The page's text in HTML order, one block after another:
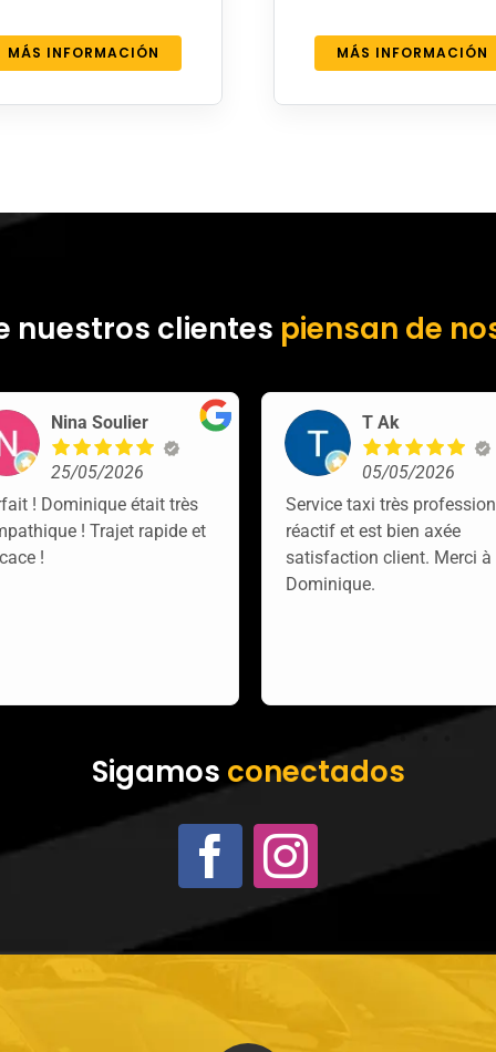
MÁS INFORMACIÓN MÁS INFORMACIÓN
nuestros clientes piensan de
Nina Soulier
25/05/2026
! Dominique était très
! Trajet rapide et
!
T Ak
05/05/2026
Service taxi très
réactif et est bien axée
satisfaction client. Merci à
Dominique.
Sigamos conectados